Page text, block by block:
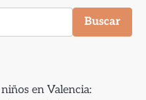
Buscar
en Valencia: